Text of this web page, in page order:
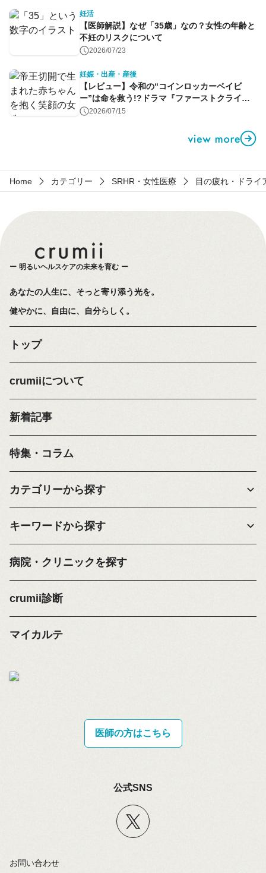
妊活
【医師解説】なぜ「35歳」なの？女性の年齢と
不妊のリスクについて
2026/07/23
妊娠・出産・産後
【レビュー】令和の“コインロッカーベイビ
ー”は命を救う!?ドラマ『ファーストクライ』
第1話2026/07/15
Home カテゴリー SRHR・女性医療 目の疲れ・ドライ
明るいヘルスケアの未来を育む
あなたの人生に、そっと寄り添う光を。
健やかに、自由に、自分らしく。
トップ
crumiiについて
新着記事
特集・コラム
カテゴリーから探す
キーワードから探す
病院・クリニックを探す
crumii診断
マイカルテ
医師の方はこちら
公式SNS
お問い合わせ